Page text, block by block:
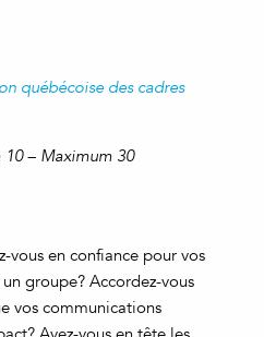
québécoise des cadres
– Maximum 30
vous en confiance pour vos
groupe? Accordez-vous
vos communications